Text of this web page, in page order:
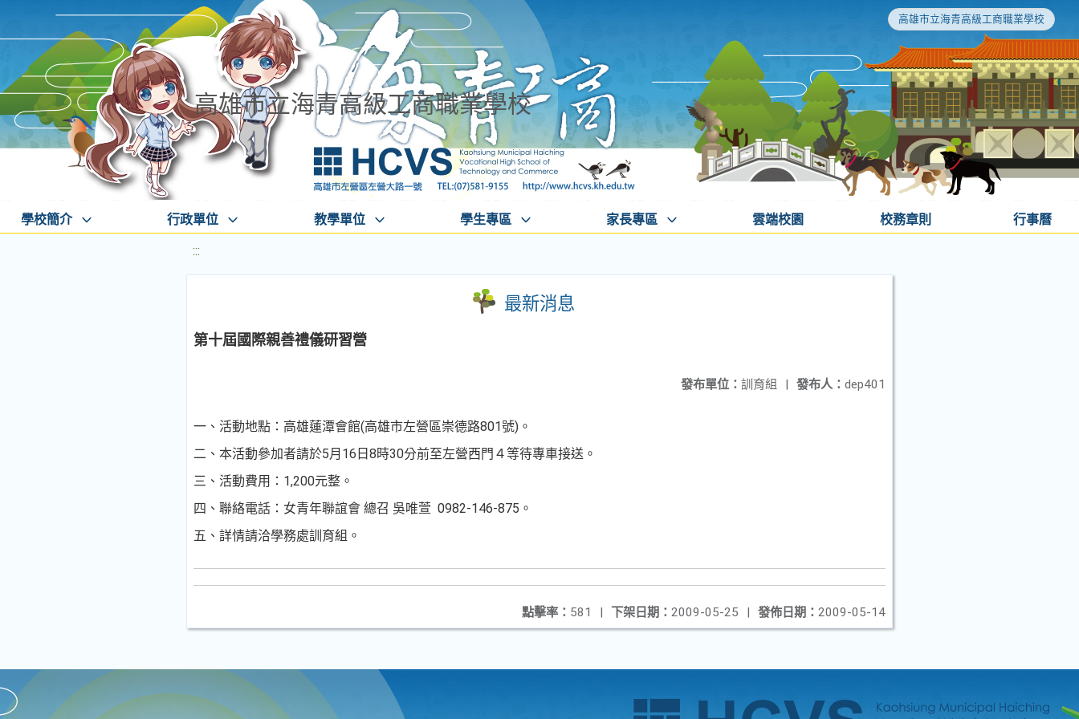
高雄市立海青高級工商職業學校
高雄市立海青高級工商職業學校
學校簡介 行政單位 教學單位 學生專區 家長專區 雲端校園 校務章則 行事曆
:::
最新消息
第十屆國際親善禮儀研習營
發布人： dep401
發布單位： 訓育組 |
一、活動地點：高雄蓮潭會館(高雄市左營區崇德路801號)。
二、本活動參加者請於5月16日8時30分前至左營西門４等待專車接送。
三、活動費用：1,200元整。
四、聯絡電話：女青年聯誼會 總召 吳唯萱 0982-146-875。
五、詳情請洽學務處訓育組。
發佈日期： 2009-05-14
下架日期： 2009-05-25 |
點擊率： 581 |